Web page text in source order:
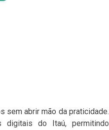
sem abrir mão da praticidade.
digitais do Itaú, permitindo